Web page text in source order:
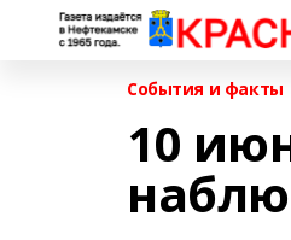
События и факты
10